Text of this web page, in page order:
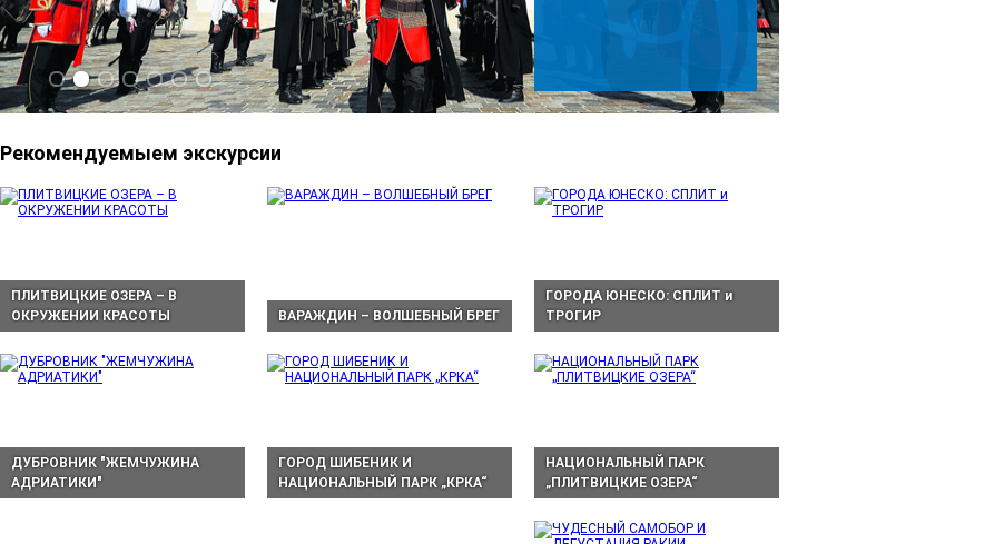
Рекомендуемыем экскурсии
ПЛИТВИЦКИЕ ОЗЕРА – В
ОКРУЖЕНИИ КРАСОТЫ
ВАРАЖДИН – ВОЛШЕБНЫЙ БРЕГ
ГОРОДА ЮНЕСКО: СПЛИТ и
ТРОГИР
ДУБРОВНИК "ЖЕМЧУЖИНА
АДРИАТИКИ"
ГОРОД ШИБЕНИК И
НАЦИОНАЛЬНЫЙ ПАРК „КРКА“
НАЦИОНАЛЬНЫЙ ПАРК
„ПЛИТВИЦКИЕ ОЗЕРА“